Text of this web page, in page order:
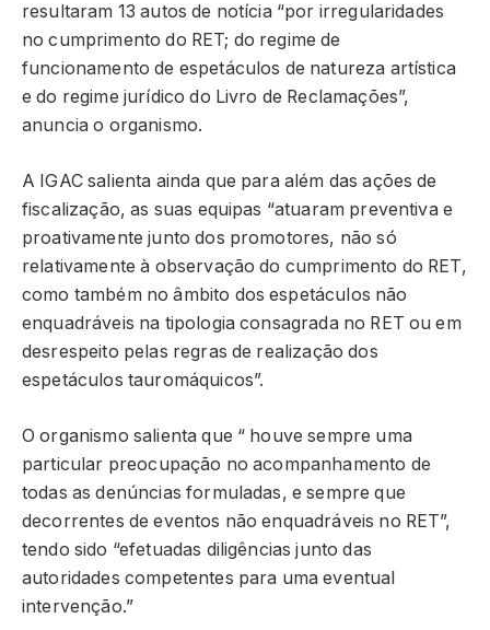
resultaram 13 autos de notícia “por irregularidades
no cumprimento do RET; do regime de
funcionamento de espetáculos de natureza artística
e do regime jurídico do Livro de Reclamações”,
anuncia o organismo.
A IGAC salienta ainda que para além das ações de
fiscalização, as suas equipas “atuaram preventiva e
proativamente junto dos promotores, não só
relativamente à observação do cumprimento do RET,
como também no âmbito dos espetáculos não
enquadráveis na tipologia consagrada no RET ou em
desrespeito pelas regras de realização dos
espetáculos tauromáquicos”.
O organismo salienta que “ houve sempre uma
particular preocupação no acompanhamento de
todas as denúncias formuladas, e sempre que
decorrentes de eventos não enquadráveis no RET”,
tendo sido “efetuadas diligências junto das
autoridades competentes para uma eventual
intervenção.”